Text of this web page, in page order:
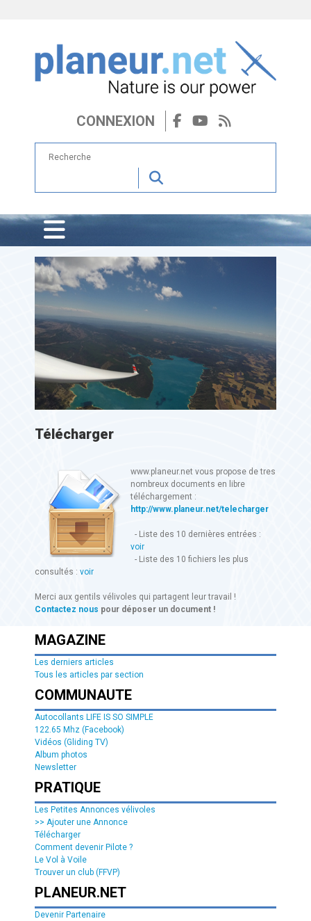
CONNEXION
Télécharger
www.planeur.net vous propose de tres
nombreux documents en libre
téléchargement :
http://www.planeur.net/telecharger
- Liste des 10 dernières entrées :
voir
- Liste des 10 fichiers les plus
consultés : voir
Merci aux gentils vélivoles qui partagent leur travail !
Contactez nous pour déposer un document !
MAGAZINE
Les derniers articles
Tous les articles par section
COMMUNAUTE
Autocollants LIFE IS SO SIMPLE
122.65 Mhz (Facebook)
Vidéos (Gliding TV)
Album photos
Newsletter
PRATIQUE
Les Petites Annonces vélivoles
>> Ajouter une Annonce
Télécharger
Comment devenir Pilote ?
Le Vol à Voile
Trouver un club (FFVP)
PLANEUR.NET
Devenir Partenaire